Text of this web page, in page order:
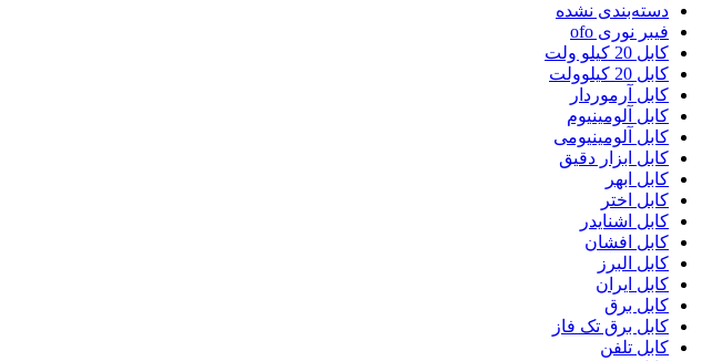
دسته‌بندی نشده
فیبر نوری ofo
کابل 20 کیلو ولت
کابل 20 کیلوولت
کابل آرموردار
کابل آلومینیوم
کابل آلومینیومی
کابل ابزار دقیق
کابل ابهر
کابل اختر
کابل اشنایدر
کابل افشان
کابل البرز
کابل ایران
کابل برق
کابل برق تک فاز
کابل تلفن